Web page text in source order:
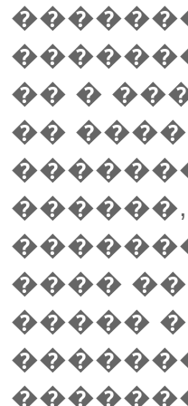
�� �
��
����
�����